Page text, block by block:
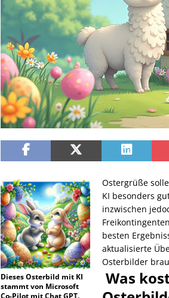
Dieses Osterbild mit KI
stammt von Microsoft
Co-Pilot mit Chat GPT.
Ostergrüße
KI besonders
inzwischen
besten
aktualisierte
Osterbilder
Was